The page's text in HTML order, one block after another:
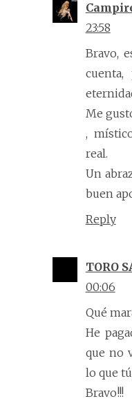
23:58
Bravo,
Me
,
real.
Un
buen
Reply
TORO
00:06
Qué
He
que no
lo que
Bravo!!!